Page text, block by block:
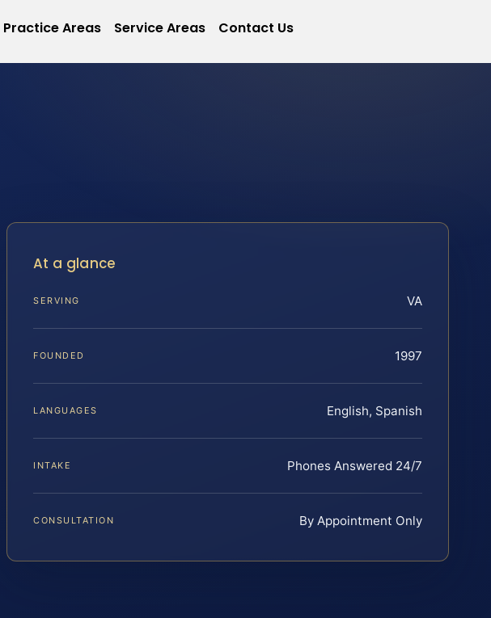
Practice Areas Service Areas Contact Us
At a glance
SERVING VA
FOUNDED 1997
LANGUAGES English, Spanish
INTAKE Phones Answered 24/7
CONSULTATION By Appointment Only